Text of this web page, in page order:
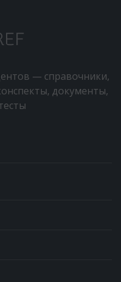
— справочники,
документы,